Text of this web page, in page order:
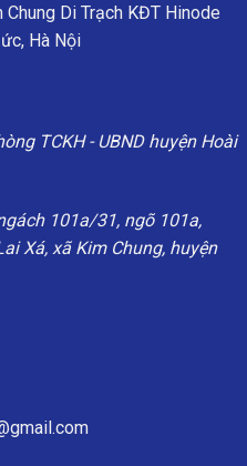
Di Trạch KĐT Hinode
Hà Nội
TCKH - UBND huyện Hoài
101a/31, ngõ 101a,
Xá, xã Kim Chung, huyện